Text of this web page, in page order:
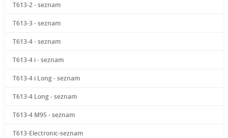
T613-2 - seznam
T613-3 - seznam
T613-4 - seznam
T613-4 i - seznam
T613-4 i Long - seznam
T613-4 Long - seznam
T613-4 M95 - seznam
T613-Electronic-seznam